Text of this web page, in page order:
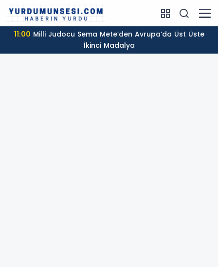
11:00
İkinci Madalya